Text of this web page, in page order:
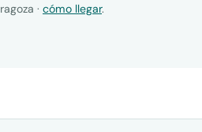
· cómo llegar.